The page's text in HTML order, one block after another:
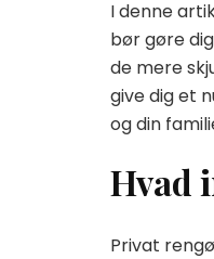
I denne
bør gøre
de mere
give dig et
og din
Hvad
Privat